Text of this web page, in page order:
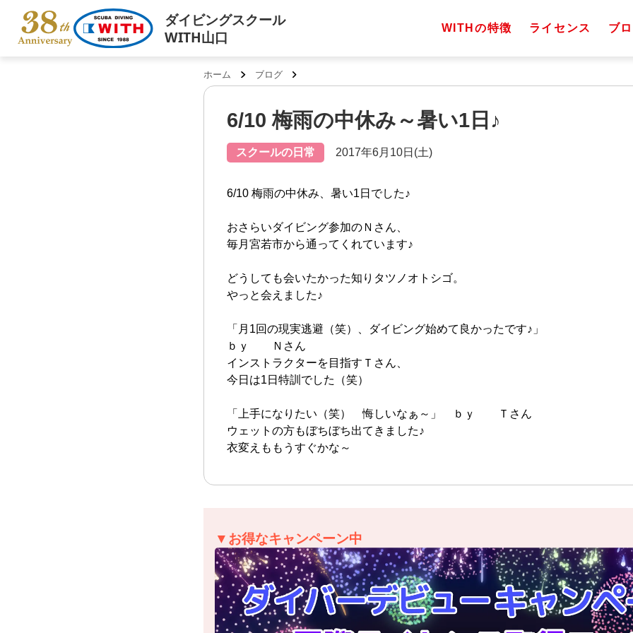
ダイビングスクール
WITH山口
WITHの特徴 ライセンス ブ
ホーム ブログ
6/10 梅雨の中休み～暑い1日♪
スクールの日常 2017年6月10日(土)
6/10 梅雨の中休み、暑い1日でした♪
おさらいダイビング参加のＮさん、
毎月宮若市から通ってくれています♪
どうしても会いたかった知りタツノオトシゴ。
やっと会えました♪
「月1回の現実逃避（笑）、ダイビング始めて良かったです♪」
ｂｙ Ｎさん
インストラクターを目指すＴさん、
今日は1日特訓でした（笑）
「上手になりたい（笑） 悔しいなぁ～」 ｂｙ Ｔさん
ウェットの方もぼちぼち出てきました♪
衣変えももうすぐかな～
▼お得なキャンペーン中